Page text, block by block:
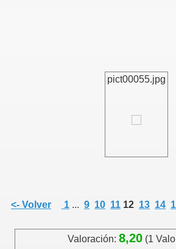
pict00055.jpg
<- Volver 1 ... 9 10 11 12 13 14
Valoración: 8,20 (1